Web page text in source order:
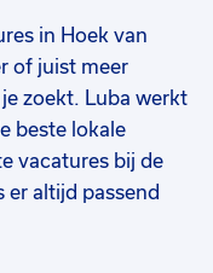
in Hoek van
of juist meer
zoekt. Luba werkt
beste lokale
vacatures bij de
er altijd passend